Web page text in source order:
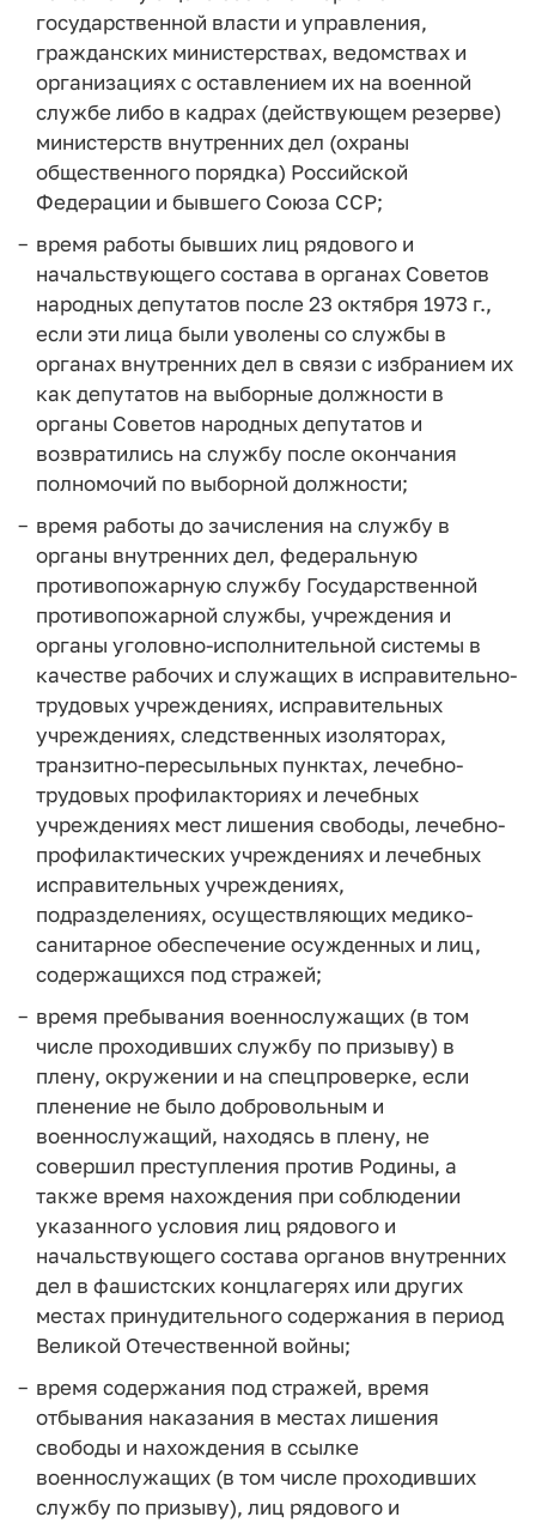
государственной власти и управления,
гражданских министерствах, ведомствах и
организациях с оставлением их на военной
службе либо в кадрах (действующем резерве)
министерств внутренних дел (охраны
общественного порядка) Российской
Федерации и бывшего Союза ССР;
время работы бывших лиц рядового и
начальствующего состава в органах Советов
народных депутатов после 23 октября 1973 г.,
если эти лица были уволены со службы в
органах внутренних дел в связи с избранием их
как депутатов на выборные должности в
органы Советов народных депутатов и
возвратились на службу после окончания
полномочий по выборной должности;
время работы до зачисления на службу в
органы внутренних дел, федеральную
противопожарную службу Государственной
противопожарной службы, учреждения и
органы уголовно-исполнительной системы в
качестве рабочих и служащих в исправительно-
трудовых учреждениях, исправительных
учреждениях, следственных изоляторах,
транзитно-пересыльных пунктах, лечебно-
трудовых профилакториях и лечебных
учреждениях мест лишения свободы, лечебно-
профилактических учреждениях и лечебных
исправительных учреждениях,
подразделениях, осуществляющих медико-
санитарное обеспечение осужденных и лиц,
содержащихся под стражей;
время пребывания военнослужащих (в том
числе проходивших службу по призыву) в
плену, окружении и на спецпроверке, если
пленение не было добровольным и
военнослужащий, находясь в плену, не
совершил преступления против Родины, а
также время нахождения при соблюдении
указанного условия лиц рядового и
начальствующего состава органов внутренних
дел в фашистских концлагерях или других
местах принудительного содержания в период
Великой Отечественной войны;
время содержания под стражей, время
отбывания наказания в местах лишения
свободы и нахождения в ссылке
военнослужащих (в том числе проходивших
службу по призыву), лиц рядового и